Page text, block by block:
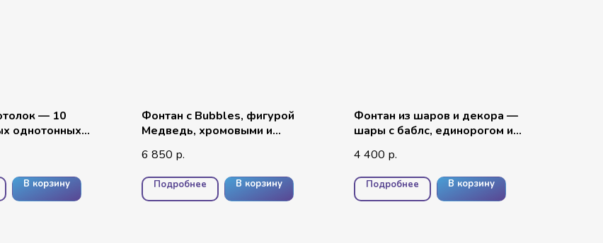
— 10
однотонных
В корзину
Фонтан с Bubbles, фигурой
Медведь, хромовыми и
6 850 р.
Подробнее В корзину
Фонтан из шаров и декора —
шары с баблс, единорогом и
4 400 р.
Подробнее В корзину